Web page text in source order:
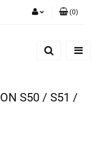
(0)
S50 / S51 /